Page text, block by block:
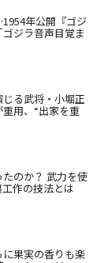
年公開『ゴジ
ジラ音声目覚ま
じる武将・小堀正
用、“出家を重
のか？ 武力を使
作の技法とは
果実の香りも楽